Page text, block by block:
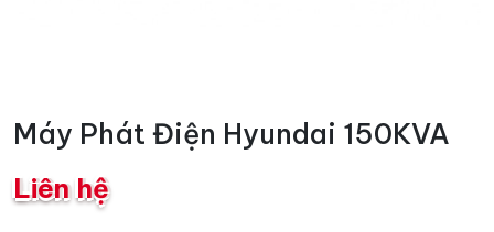
Máy Phát Điện Hyundai 150KVA
Liên hệ